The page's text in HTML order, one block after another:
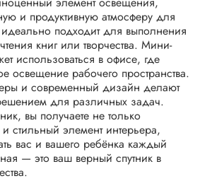
и продуктивную атмосферу для
подходит для выполнения
книг или творчества. Мини-
использоваться в офисе, где
освещение рабочего пространства.
и современный дизайн делают
для различных задач.
вы получаете не только
стильный элемент интерьера,
вас и вашего ребёнка каждый
— это ваш верный спутник в